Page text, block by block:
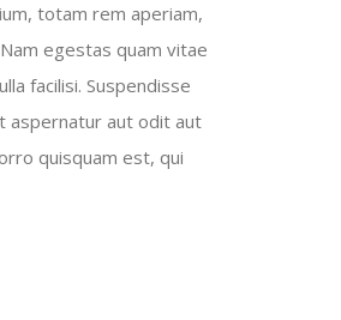
totam rem aperiam,
egestas quam vitae
facilisi. Suspendisse
aspernatur aut odit aut
quisquam est, qui